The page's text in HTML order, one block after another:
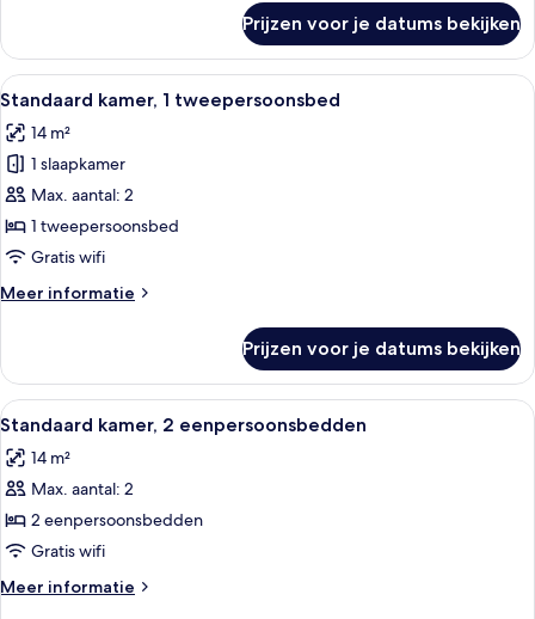
laden
kamer,
tweepersoonsbed
slaapbank
Prijzen voor je datums bekijken
Alle
foto's
voor
Standaard
kamer,
1
tweepersoonsbed
Een hotelkamer met een bed, een
8
Standaard kamer, 1 tweepersoonsbed
14 m²
1 slaapkamer
Max. aantal: 2
1 tweepersoonsbed
Gratis wifi
Meer informatie
Meer
kamer,
tweepersoonsbed
Prijzen voor je datums bekijken
Alle
foto's
voor
Standaard
kamer,
2
eenpersoonsbedden
laden
Een hotelkamer met twee bedden,
9
Standaard kamer, 2 eenpersoonsbedden
14 m²
Max. aantal: 2
2 eenpersoonsbedden
Gratis wifi
Meer informatie
Meer